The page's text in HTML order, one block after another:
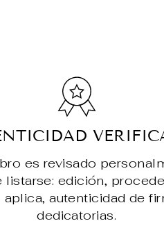
es revisado
listarse: edición,
aplica, autenticidad de
dedicatorias.